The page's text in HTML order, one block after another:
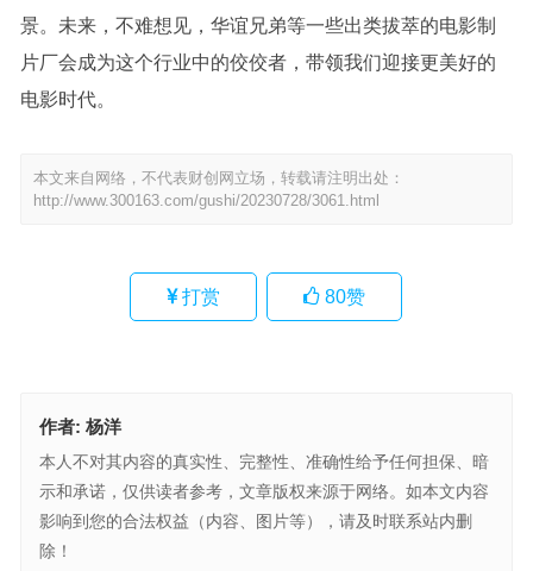
景。未来，不难想见，华谊兄弟等一些出类拔萃的电影制
片厂会成为这个行业中的佼佼者，带领我们迎接更美好的
电影时代。
本文来自网络，不代表财创网立场，转载请注明出处：
http://www.300163.com/gushi/20230728/3061.html
打赏 80赞
作者: 杨洋
本人不对其内容的真实性、完整性、准确性给予任何担保、暗
示和承诺，仅供读者参考，文章版权来源于网络。如本文内容
影响到您的合法权益（内容、图片等），请及时联系站内删
除！